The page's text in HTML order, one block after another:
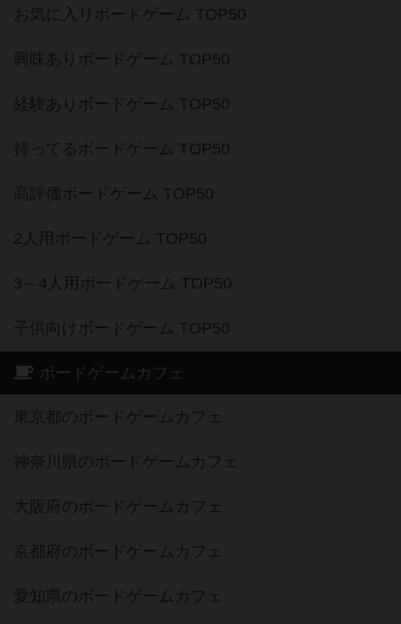
お気に入りボードゲーム TOP50
興味ありボードゲーム TOP50
経験ありボードゲーム TOP50
持ってるボードゲーム TOP50
高評価ボードゲーム TOP50
2人用ボードゲーム TOP50
3～4人用ボードゲーム TOP50
子供向けボードゲーム TOP50
ボードゲームカフェ
東京都のボードゲームカフェ
神奈川県のボードゲームカフェ
大阪府のボードゲームカフェ
京都府のボードゲームカフェ
愛知県のボードゲームカフェ